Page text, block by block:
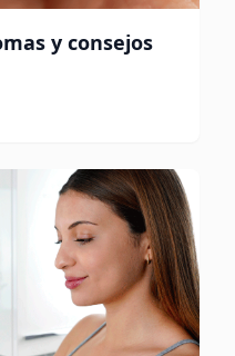
y consejos